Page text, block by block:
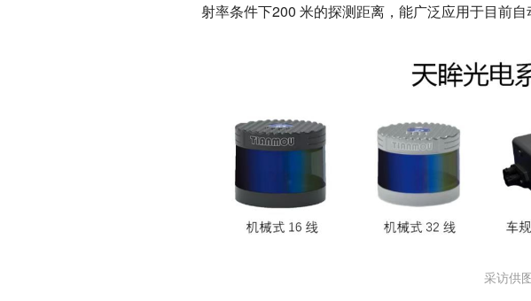
射率条件下200 米的探测距离，能广泛应用于目前自
采访供